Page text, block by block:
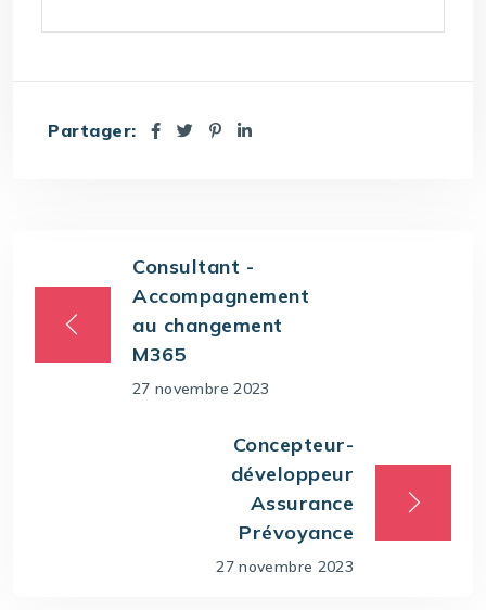
Partager:
Consultant -
Accompagnement
au changement
M365
27 novembre 2023
Concepteur-
développeur
Assurance
Prévoyance
27 novembre 2023